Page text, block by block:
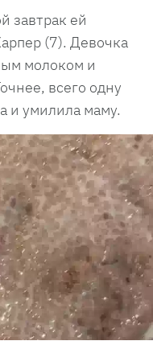
завтрак ей
(7). Девочка
молоком и
всего одну
и умилила маму.